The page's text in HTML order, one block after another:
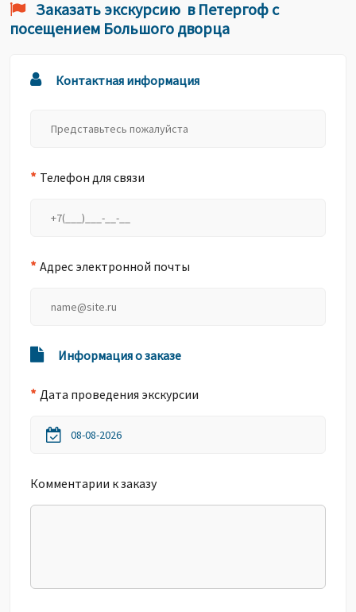
Заказать экскурсию в Петергоф с
посещением Большого дворца
Контактная информация
* Телефон для связи
* Адрес электронной почты
Информация о заказе
* Дата проведения экскурсии
Комментарии к заказу